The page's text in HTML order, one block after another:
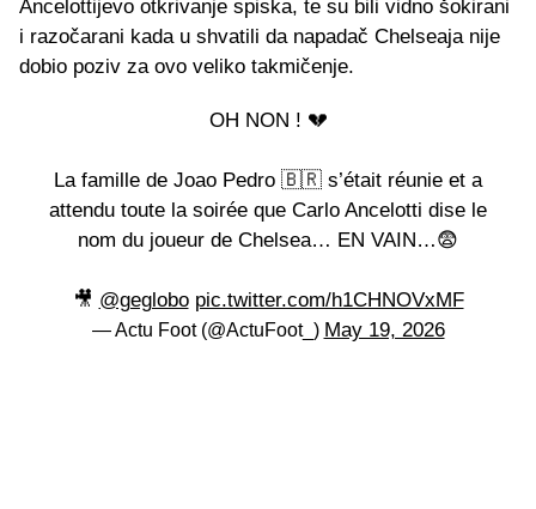
Ancelottijevo otkrivanje spiska, te su bili vidno šokirani
i razočarani kada u shvatili da napadač Chelseaja nije
dobio poziv za ovo veliko takmičenje.
OH NON ! 💔
La famille de Joao Pedro 🇧🇷 s’était réunie et a
attendu toute la soirée que Carlo Ancelotti dise le
nom du joueur de Chelsea… EN VAIN…😨
🎥 @geglobo pic.twitter.com/h1CHNOVxMF
— Actu Foot (@ActuFoot_) May 19, 2026